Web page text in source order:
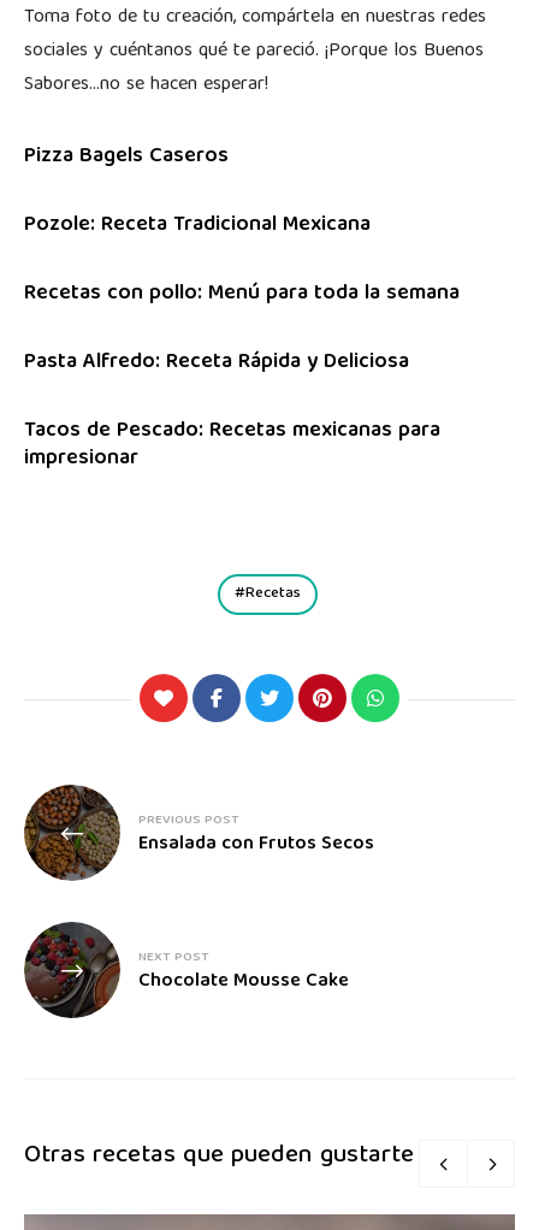
Toma foto de tu creación, compártela en nuestras redes
sociales y cuéntanos qué te pareció. ¡Porque los Buenos
Sabores…no se hacen esperar!
Pizza Bagels Caseros
Pozole: Receta Tradicional Mexicana
Recetas con pollo: Menú para toda la semana
Pasta Alfredo: Receta Rápida y Deliciosa
Tacos de Pescado: Recetas mexicanas para
impresionar
Recetas
PREVIOUS POST
Ensalada con Frutos Secos
NEXT POST
Chocolate Mousse Cake
Otras recetas que pueden gustarte